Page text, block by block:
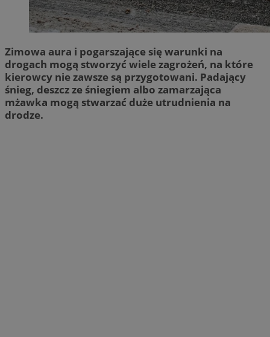
Zimowa aura i pogarszające się warunki na
drogach mogą stworzyć wiele zagrożeń, na które
kierowcy nie zawsze są przygotowani. Padający
śnieg, deszcz ze śniegiem albo zamarzająca
mżawka mogą stwarzać duże utrudnienia na
drodze.